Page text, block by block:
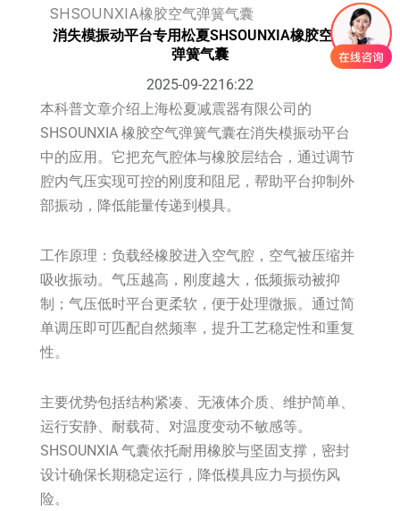
SHSOUNXIA橡胶空气弹簧气囊
消失模振动平台专用松夏SHSOUNXIA橡胶空气
弹簧气囊
2025-09-2216:22
本科普文章介绍上海松夏减震器有限公司的
SHSOUNXIA 橡胶空气弹簧气囊在消失模振动平台
中的应用。它把充气腔体与橡胶层结合，通过调节
腔内气压实现可控的刚度和阻尼，帮助平台抑制外
部振动，降低能量传递到模具。
工作原理：负载经橡胶进入空气腔，空气被压缩并
吸收振动。气压越高，刚度越大，低频振动被抑
制；气压低时平台更柔软，便于处理微振。通过简
单调压即可匹配自然频率，提升工艺稳定性和重复
性。
主要优势包括结构紧凑、无液体介质、维护简单、
运行安静、耐载荷、对温度变动不敏感等。
SHSOUNXIA 气囊依托耐用橡胶与坚固支撑，密封
设计确保长期稳定运行，降低模具应力与损伤风
险。